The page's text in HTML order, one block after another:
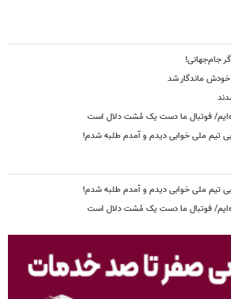
ماندگار شد
فوتبال ما دست یک مُشت دلال است
تیم ملی خوابی دیدم و آمدم طلبه شدم!
تیم ملی خوابی دیدم و آمدم طلبه شدم!
فوتبال ما دست یک مُشت دلال است